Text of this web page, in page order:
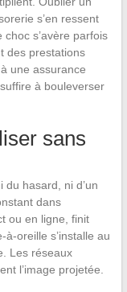
s’en ressent
s’avère parfois
des prestations
une assurance
à bouleverser
sans
du hasard, ni d’un
dans
ou en ligne, finit
oreille s’installe au
Les réseaux
l’image projetée.